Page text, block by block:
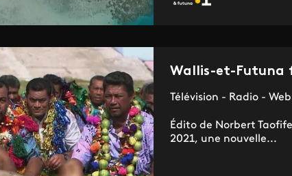
Wallis-et-Futuna
Télévision - Radio - Web
Édito de Norbert
2021, une nouvelle...